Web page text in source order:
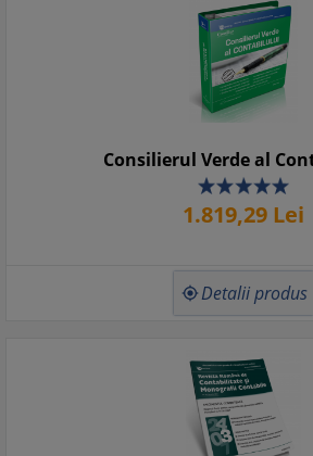
Consilierul Verde al
1.819,29 Lei
 Detalii produs